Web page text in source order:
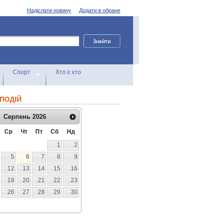
Додати в обране
Надіслати новину
Спорт Хто є хто
Серпень 2026
Ср Чт Пт Сб
Нд
1
2
5 6 7 8
9
12 13 14 15
16
19 20 21 22
23
26 27 28 29
30